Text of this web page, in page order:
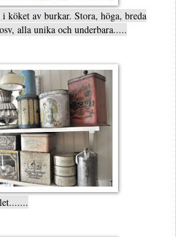
av burkar. Stora, höga, breda
alla unika och underbara.....